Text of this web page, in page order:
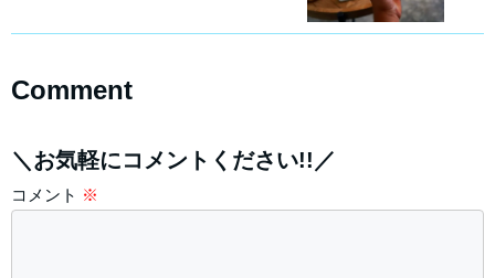
Comment
＼お気軽にコメントください!!／
コメント ※